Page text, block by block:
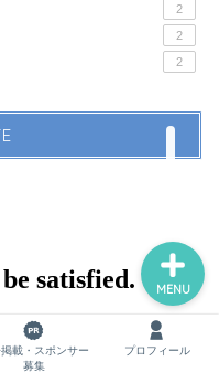
2
2
2
載・スポンサー
募集
プロフィール
MENU
プロフィール